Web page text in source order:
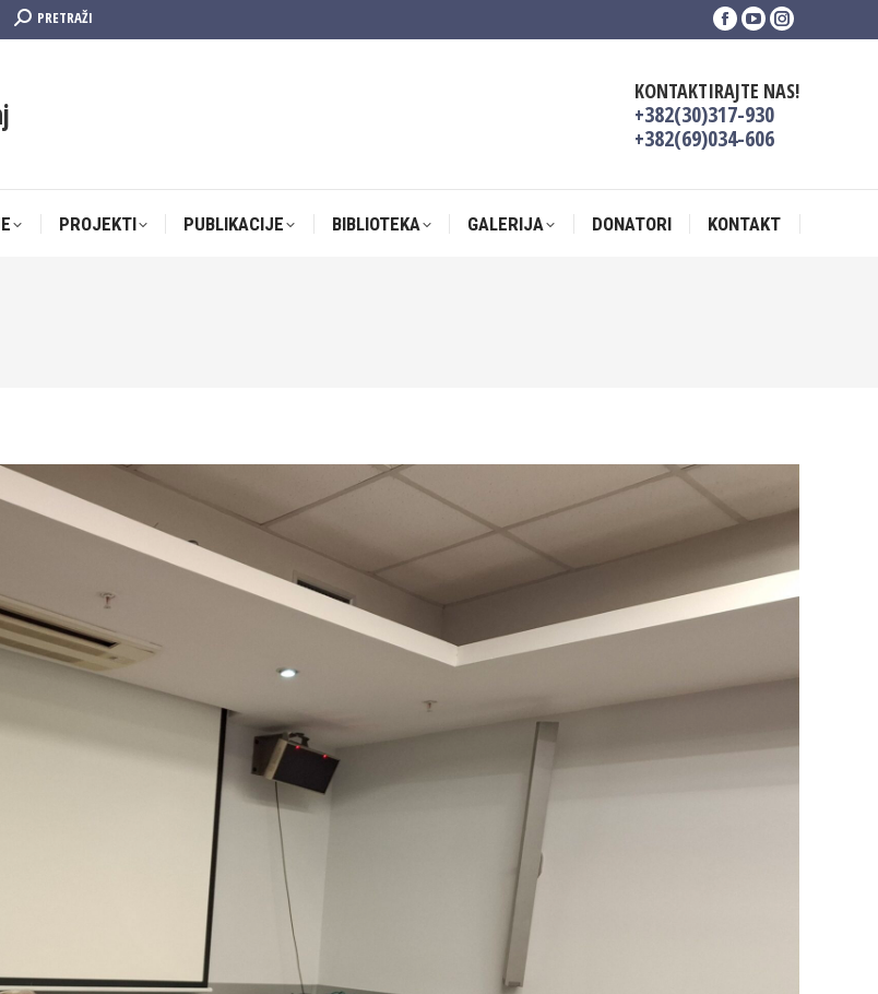
Search:PRETRAŽI
Facebook
in
new
window
YouTube
in
new
window
Instagram
in
KONTAKTIRAJTE NAS!
+382(30)317-930
+382(69)034-606
PROJEKTI PUBLIKACIJE BIBLIOTEKA GALERIJA DONATORI KONTAKT
PROJEKTI PUBLIKACIJE BIBLIOTEKA GALERIJA DONATORI KONTAKT